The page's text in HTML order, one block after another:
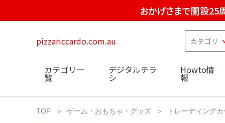
おかげさまで開設25
pizzariccardo.com.au
カテゴリ一
覧
デジタルチラ
シ
Howto情
報
TOP ゲーム・おもちゃ・グッズ トレーディング